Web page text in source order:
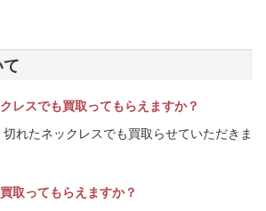
レスでも買取ってもらえますか？
れたネックレスでも買取らせていただきま
取ってもらえますか？